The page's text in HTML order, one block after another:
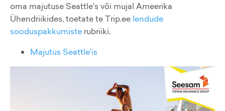
oma majutuse Seattle's või mujal Ameerika
Ühendriikides, toetate te Trip.ee lendude
sooduspakkumiste rubriiki.
Majutus Seattle'is